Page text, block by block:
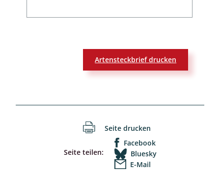
Artensteckbrief drucken
Seite drucken
Seite teilen:
Facebook
Bluesky
E-Mail